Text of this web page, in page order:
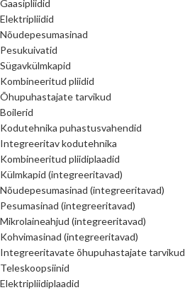
Gaasipliidid
Elektripliidid
Nõudepesumasinad
Pesukuivatid
Sügavkülmkapid
Kombineeritud pliidid
Õhupuhastajate tarvikud
Boilerid
Kodutehnika puhastusvahendid
Integreeritav kodutehnika
Kombineeritud pliidiplaadid
Külmkapid (integreeritavad)
Nõudepesumasinad (integreeritavad)
Pesumasinad (integreeritavad)
Mikrolaineahjud (integreeritavad)
Kohvimasinad (integreeritavad)
Integreeritavate õhupuhastajate tarvikud
Teleskoopsiinid
Elektripliidiplaadid